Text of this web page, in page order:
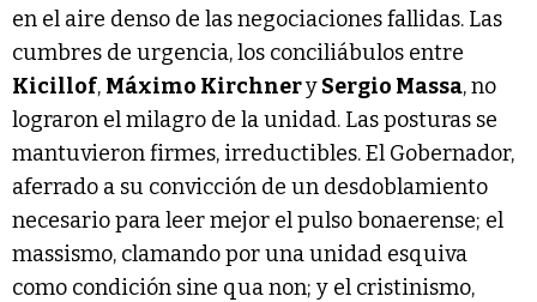
en el aire denso de las negociaciones fallidas. Las
cumbres de urgencia, los conciliábulos entre
Kicillof, Máximo KirchnerySergio Massa, no
lograron el milagro de la unidad. Las posturas se
mantuvieron firmes, irreductibles. El Gobernador,
aferrado a su convicción de un desdoblamiento
necesario para leer mejor el pulso bonaerense; el
massismo, clamando por una unidad esquiva
como condición sine qua non; y el cristinismo,